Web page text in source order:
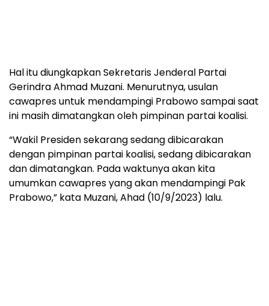
Hal itu diungkapkan Sekretaris Jenderal Partai
Gerindra Ahmad Muzani. Menurutnya, usulan
cawapres untuk mendampingi Prabowo sampai saat
ini masih dimatangkan oleh pimpinan partai koalisi.
“Wakil Presiden sekarang sedang dibicarakan
dengan pimpinan partai koalisi, sedang dibicarakan
dan dimatangkan. Pada waktunya akan kita
umumkan cawapres yang akan mendampingi Pak
Prabowo,” kata Muzani, Ahad (10/9/2023) lalu.